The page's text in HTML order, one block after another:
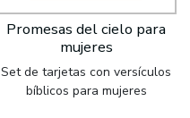
Promesas del cielo para
mujeres
Set de tarjetas con versículos
bíblicos para mujeres